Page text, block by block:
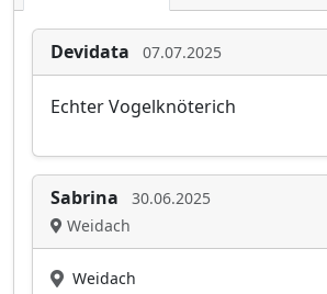
Devidata 07.07.2025
Echter Vogelknöterich
Sabrina
30.06.2025
Weidach
Weidach